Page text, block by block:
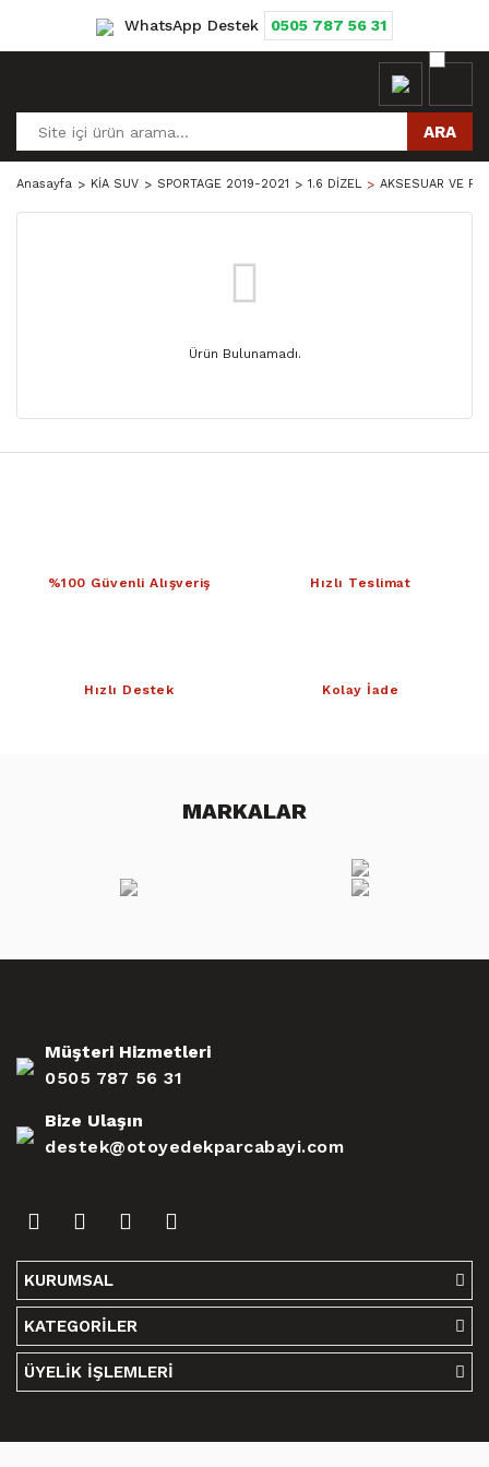
WhatsApp Destek 0505 787 56 31
ARA
Anasayfa KİA SUV SPORTAGE 2019-2021 1.6 DİZEL AKSESUAR VE
Ürün Bulunamadı.
%100 Güvenli Alışveriş Hızlı Teslimat
Hızlı Destek Kolay İade
MARKALAR
Müşteri Hizmetleri
0505 787 56 31
Bize Ulaşın
destek@otoyedekparcabayi.com
KURUMSAL
KATEGORİLER
ÜYELİK İŞLEMLERİ